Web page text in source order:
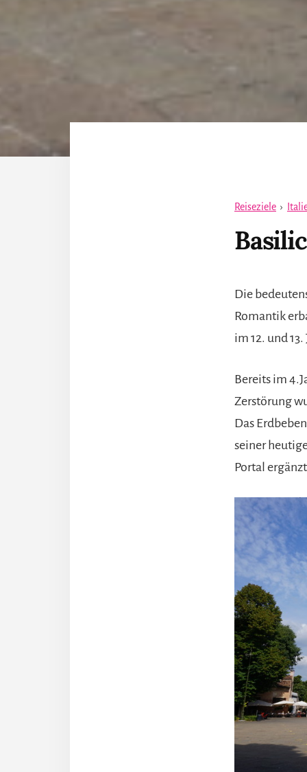
Reiseziele ›
Die
Romantik
im 12. und
Bereits im
Zerstörung
Das
seiner
Portal